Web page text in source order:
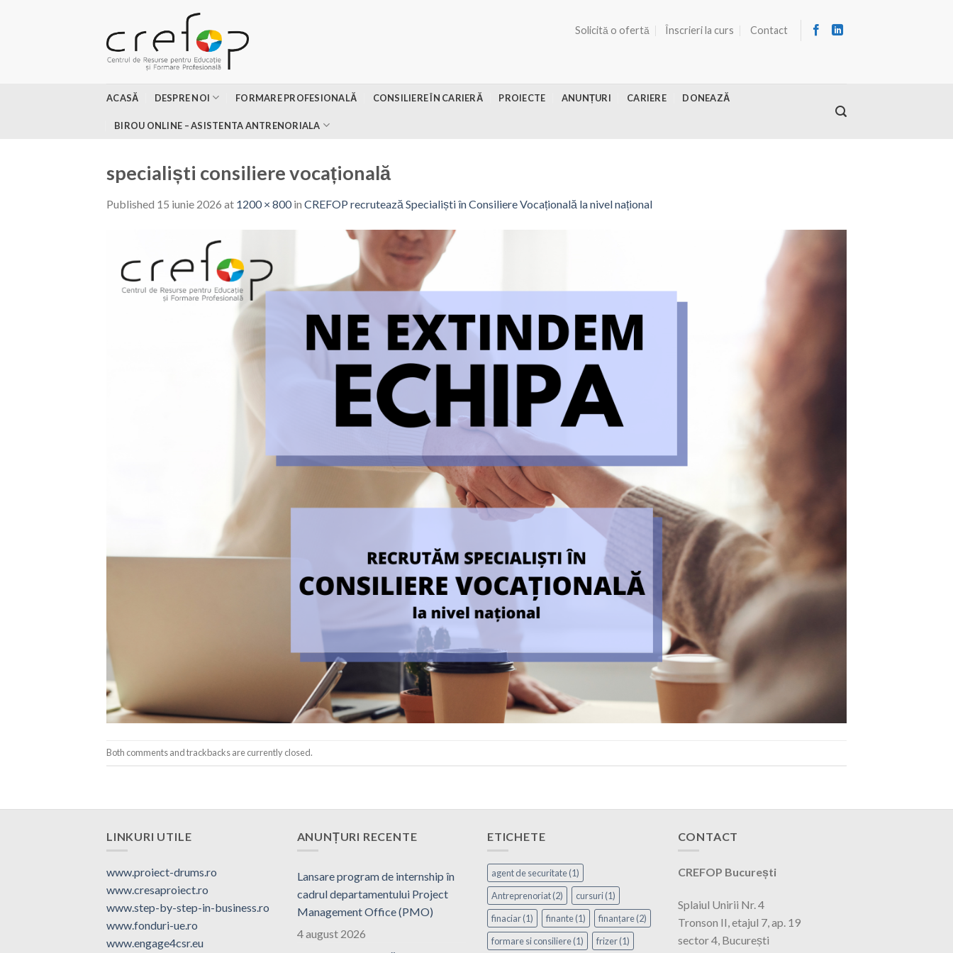
Solicită o ofertă Înscrieri la curs Contact
ACASĂ DESPRE NOI FORMARE PROFESIONALĂ CONSILIERE ÎN CARIERĂ PROIECTE ANUNȚURI CARIERE DONEAZĂ
BIROU ONLINE – ASISTENTA ANTRENORIALA
specialiști consiliere vocațională
Published 15 iunie 2026 at 1200 × 800in CREFOP recrutează Specialiști în Consiliere Vocațională la nivel național
Both comments and trackbacks are currently closed.
LINKURI UTILE
www.proiect-drums.ro
www.cresaproiect.ro
www.step-by-step-in-business.ro
www.fonduri-ue.ro
www.engage4csr.eu
ANUNȚURI RECENTE
Lansare program de internship în
cadrul departamentului Project
Management Office (PMO)
4 august 2026
ETICHETE
agent de securitate(1)
Antreprenoriat(2) cursuri(1)
finaciar(1) finante(1) finanțare(2)
formare si consiliere(1) frizer(1)
CONTACT
CREFOP București
Splaiul Unirii Nr. 4
Tronson II, etajul 7, ap. 19
sector 4, București